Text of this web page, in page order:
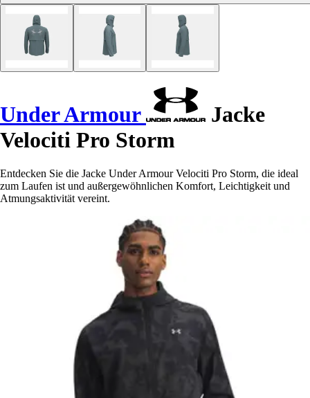
Under Armour
Jacke
Velociti Pro Storm
Entdecken Sie die Jacke Under Armour Velociti Pro Storm, die ideal
zum Laufen ist und außergewöhnlichen Komfort, Leichtigkeit und
Atmungsaktivität vereint.